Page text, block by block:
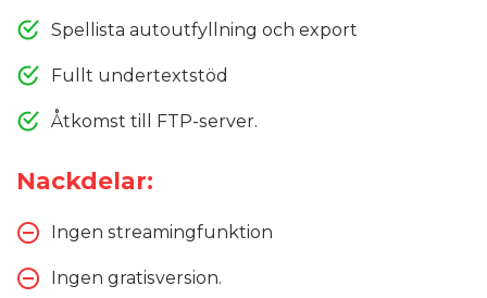
Spellista autoutfyllning och export
Fullt undertextstöd
Åtkomst till FTP-server.
Nackdelar:
Ingen streamingfunktion
Ingen gratisversion.